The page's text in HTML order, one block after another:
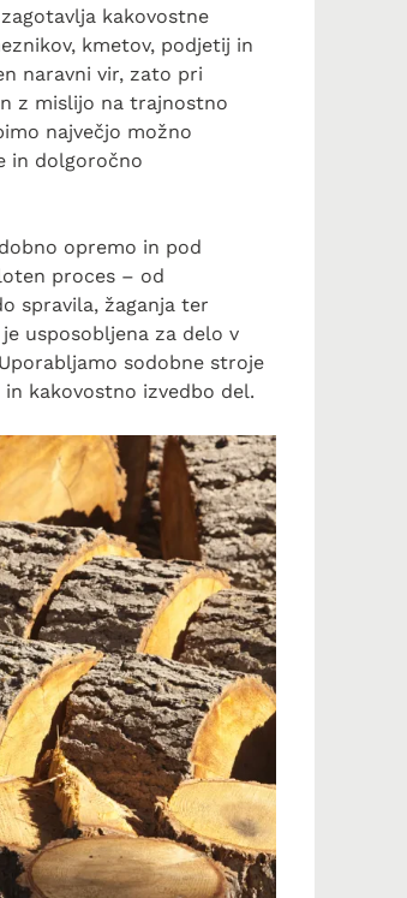
kakovostne
kmetov, podjetij in
naravni vir, zato pri
z mislijo na trajnostno
največjo možno
in dolgoročno
opremo in pod
proces – od
spravila, žaganja ter
usposobljena za delo v
sodobne stroje
kakovostno izvedbo del.